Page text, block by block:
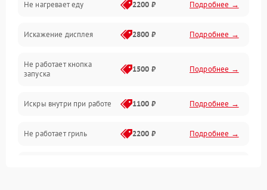
Механические повреждения
Питание и запуск
Нагрев и приготовление
Программное обеспечение
Не нагревает еду 2200 ₽ Подробнее →
Искажение дисплея 2800 ₽ Подробнее →
Не работает кнопка
запуска
1500 ₽ Подробнее →
Искры внутри при работе 1100 ₽ Подробнее →
Не работает гриль 2200 ₽ Подробнее →